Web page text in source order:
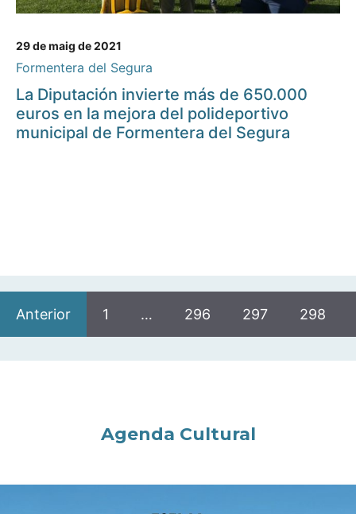
29 de maig de 2021
Formentera del Segura
La Diputación invierte más de 650.000
euros en la mejora del polideportivo
municipal de Formentera del Segura
Anterior 1 … 296 297 298
Agenda Cultural